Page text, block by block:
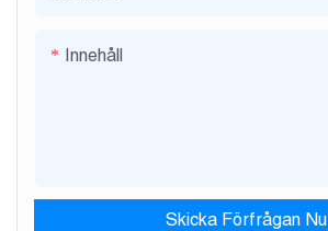
Innehåll
Skicka Förfrågan Nu